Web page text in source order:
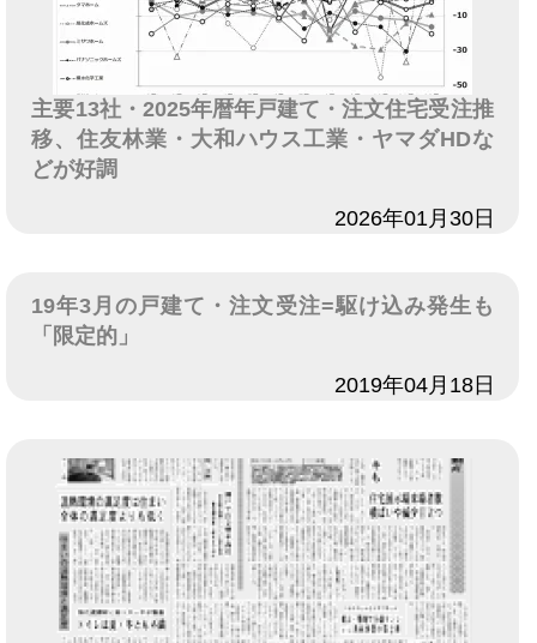
主要13社・2025年暦年戸建て・注文住宅受注推
移、住友林業・大和ハウス工業・ヤマダHDな
どが好調
2026年01月30日
19年3月の戸建て・注文受注=駆け込み発生も
「限定的」
2019年04月18日